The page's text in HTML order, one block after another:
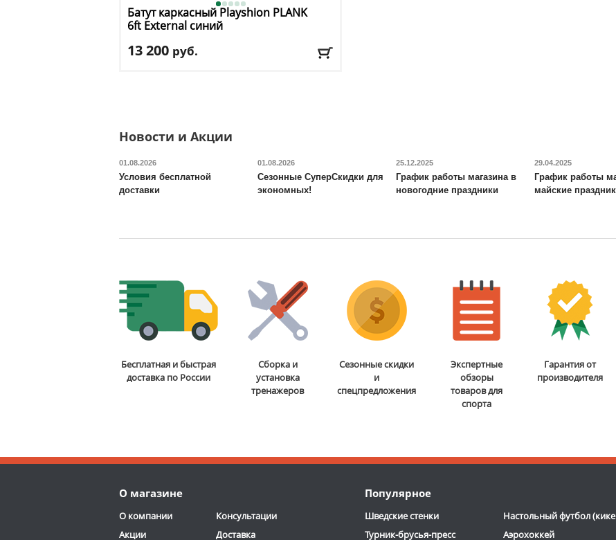
Батут каркасный Playshion PLANK
6ft External синий
13 200 руб.
Доставка: БЕСПЛАТНО, 2-3 дня
Новости и Акции
01.08.2026
Условия бесплатной
доставки
01.08.2026
Сезонные СуперСкидки для
экономных!
25.12.2025
График работы магазина в
новогодние праздники
29.04.2025
График работы
майские
Бесплатная и быстрая
доставка по России
Сборка и
установка
тренажеров
Сезонные скидки
и
спецпредложения
Экспертные
обзоры
товаров для
спорта
Гарантия от
производителя
О магазине Популярное
О компании
Акции
Консультации
Доставка
Шведские стенки
Турник-брусья-пресс
Настольный футбол
Аэрохоккей